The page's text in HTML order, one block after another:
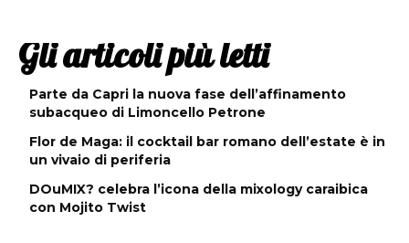
Gli articoli più letti
Parte da Capri la nuova fase dell’affinamento
subacqueo di Limoncello Petrone
Flor de Maga: il cocktail bar romano dell’estate è in
un vivaio di periferia
DOuMIX? celebra l’icona della mixology caraibica
con Mojito Twist